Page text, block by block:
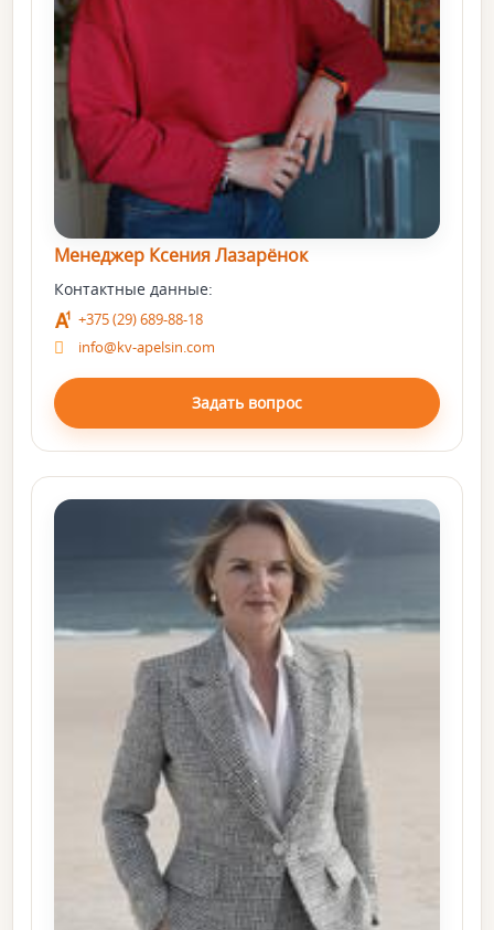
Менеджер Ксения Лазарёнок
Контактные данные:
+375 (29) 689-88-18
info@kv-apelsin.com
Задать вопрос